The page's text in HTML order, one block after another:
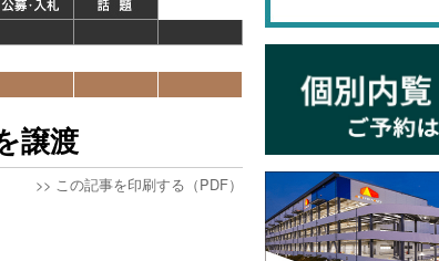
譲渡
>> この記事を印刷する（PDF）